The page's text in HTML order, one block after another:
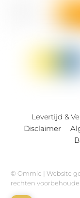
Levertijd &
Disclaimer
© Ommie | Website
rechten